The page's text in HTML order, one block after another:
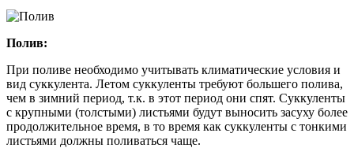
Полив:
При поливе необходимо учитывать климатические условия и
вид суккулента. Летом суккуленты требуют большего полива,
чем в зимний период, т.к. в этот период они спят. Суккуленты
с крупными (толстыми) листьями будут выносить засуху более
продолжительное время, в то время как суккуленты с тонкими
листьями должны поливаться чаще.